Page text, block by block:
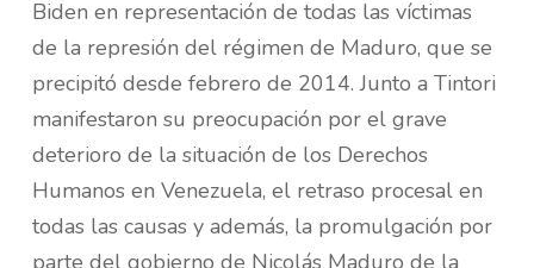
Biden en representación de todas las víctimas
de la represión del régimen de Maduro, que se
precipitó desde febrero de 2014. Junto a Tintori
manifestaron su preocupación por el grave
deterioro de la situación de los Derechos
Humanos en Venezuela, el retraso procesal en
todas las causas y además, la promulgación por
parte del gobierno de Nicolás Maduro de la